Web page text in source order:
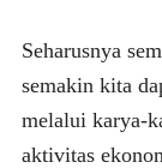
Seharusnya
semakin kita
melalui karya-
aktivitas